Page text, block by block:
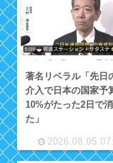
著名リベラル「先日
介入で日本の国家予
10%がたった2日で
た」
2026.08.05